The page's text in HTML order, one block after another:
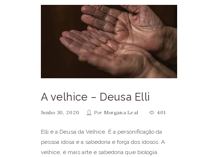
A velhice – Deusa Elli
Junho 30, 2020 Por Morgana Leal 401
Elli é a Deusa da Velhice. É a personificação da
pessoa idosa e a sabedoria e força dos idosos. A
velhice, é mais arte e sabedoria que biologia.